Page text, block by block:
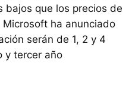
bajos que los precios de
ha anunciado
serán de 1, 2 y 4
y tercer año